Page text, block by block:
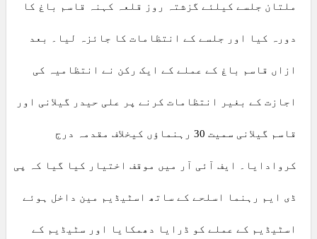
ملتان جلسے کیلئے گزشتہ روز قلعہ کہنہ قاسم باغ کا
دورہ کیا اور جلسے کے انتظامات کا جائزہ لیا۔ بعد
ازاں قاسم باغ کے عملے کے ایک رکن نے انتظامیہ کی
اجازت کے بغیر انتظامات کرنے پر علی حیدر گیلانی اور
قاسم گیلانی سمیت 30 رہنماؤں کیخلاف مقدمہ درج
کروادایا۔ ایف آئی آر میں موقف اختیار کیا گیا کہ پی
ڈی ایم رہنما اسلحے کے ساتھ اسٹیڈیم مین داخل ہوئے
اسٹیڈیم کے عملے کو ڈرایا دھمکایا اور سٹیڈیم کے